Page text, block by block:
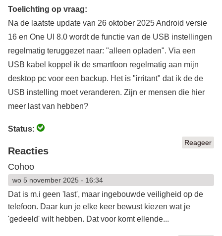
Toelichting op vraag:
Na de laatste update van 26 oktober 2025 Android versie
16 en One UI 8.0 wordt de functie van de USB instellingen
regelmatig teruggezet naar: "alleen opladen". Via een
USB kabel koppel ik de smartfoon regelmatig aan mijn
desktop pc voor een backup. Het is "irritant" dat ik de de
USB instelling moet veranderen. Zijn er mensen die hier
meer last van hebben?
Status:
Reageer
Reacties
Cohoo
wo 5 november 2025 - 16:34
Dat is m.i geen 'last', maar ingebouwde veiligheid op de
telefoon. Daar kun je elke keer bewust kiezen wat je
'gedeeld' wilt hebben. Dat voor komt ellende...